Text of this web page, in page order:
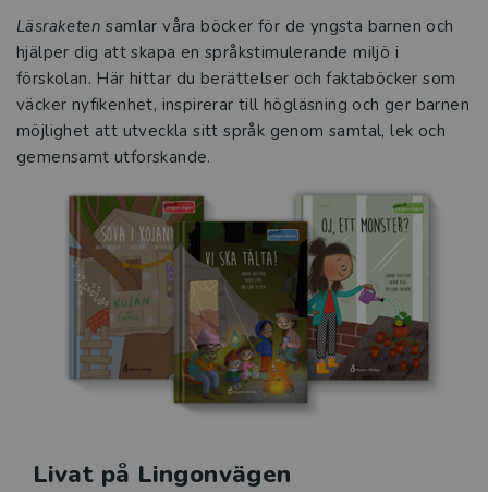
Läsraketen samlar våra böcker för de yngsta barnen och
hjälper dig att skapa en språkstimulerande miljö i
förskolan. Här hittar du berättelser och faktaböcker som
väcker nyfikenhet, inspirerar till högläsning och ger barnen
möjlighet att utveckla sitt språk genom samtal, lek och
gemensamt utforskande.
Livat på Lingonvägen